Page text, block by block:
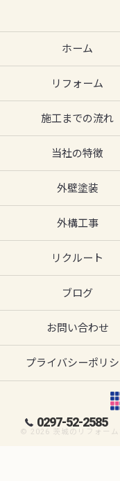
0297-52-2585
ホーム
リフォーム
施工までの流れ
当社の特徴
外壁塗装
外構工事
リクルート
ブログ
お問い合わせ
プライバシーポリ
© 2026 茨城のリフォーム